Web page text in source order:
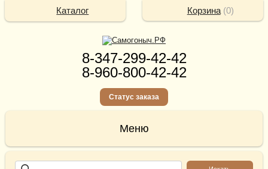
8-347-299-42-42
8-960-800-42-42
Статус заказа
Корзина(0)
Каталог